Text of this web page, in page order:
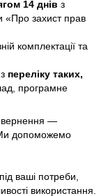
14 днів з
«Про захист прав
комплектації та
переліку таких,
програмне
—
допоможемо
ваші потреби,
використання.